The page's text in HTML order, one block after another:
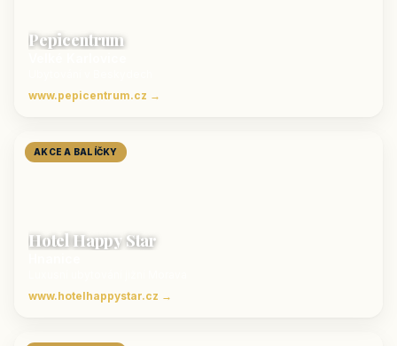
Pepicentrum
www.pepicentrum.cz →
AKCE A BALÍČKY
Hotel Happy Star
www.hotelhappystar.cz →